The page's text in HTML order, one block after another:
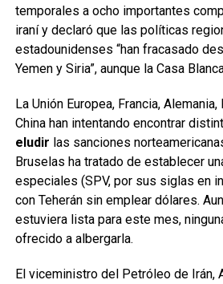
temporales a ocho importantes
iraní y declaró que las políticas
estadounidenses “han fracasado
Yemen y Siria”, aunque la Casa
La Unión Europea, Francia,
China han intentando encontrar
eludir las sanciones
Bruselas ha tratado de establecer
especiales (SPV, por sus siglas en
con Teherán sin emplear dólares.
estuviera lista para este mes,
ofrecido a albergarla.
El viceministro del Petróleo de Irán,